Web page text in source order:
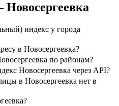
индекс у города
в Новосергеевка?
по районам?
Новосергеевка через API?
в Новосергеевка нет в